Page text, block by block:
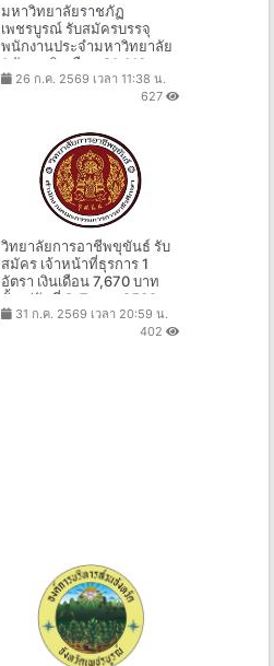
มหาวิทยาลัยราชภัฏ
เพชรบูรณ์ รับสมัครบรรจุ
พนักงานประจำมหาวิทยาลัย
1 อัตรา เงินเดือน 21,410 บาท
ตั้งแต่วันที่ 27 ก.ค. - 13 ส.ค.
26 ก.ค. 2569 เวลา 11:38 น.
627
วิทยาลัยการอาชีพขุขันธ์ รับ
สมัคร เจ้าหน้าที่ธุรการ 1
อัตรา เงินเดือน 7,670 บาท
ตั้งแต่วันที่ 3-7 ส.ค. 2569
31 ก.ค. 2569 เวลา 20:59 น.
402